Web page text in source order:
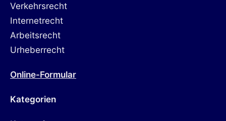
Verkehrsrecht
Internetrecht
Arbeitsrecht
Urheberrecht
Online-Formular
Kategorien